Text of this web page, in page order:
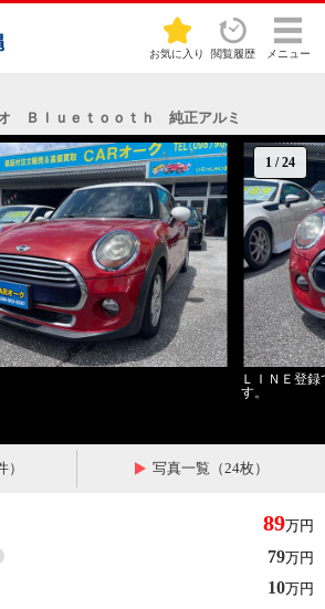
お気に入り 閲覧履歴 メニュー
Ｂｌｕｅｔｏｏｔｈ 純正アルミ
1 /24
ＬＩＮＥ登
す。
写真一覧（24枚）
89万円
79万円
10万円